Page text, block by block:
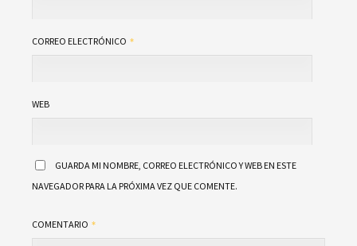
CORREO ELECTRÓNICO
WEB
GUARDA MI NOMBRE, CORREO ELECTRÓNICO Y WEB EN ESTE
NAVEGADOR PARA LA PRÓXIMA VEZ QUE COMENTE.
COMENTARIO